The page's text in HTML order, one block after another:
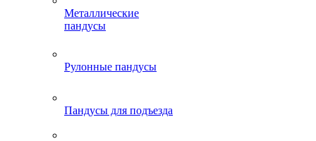
Металлические
пандусы
Рулонные пандусы
Пандусы для подъезда